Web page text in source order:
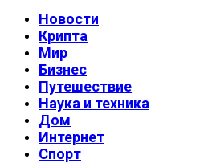
Новости
Крипта
Мир
Бизнес
Путешествие
Наука и техника
Дом
Интернет
Спорт